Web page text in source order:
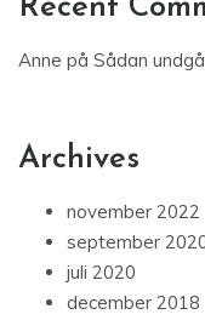
Recent
Anne på Sådan
Archives
november 2022
september
juli 2020
december 2018